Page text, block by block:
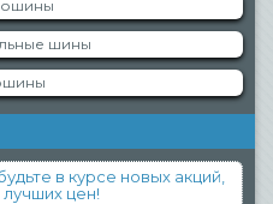
шины
в курсе новых акций,
цен!